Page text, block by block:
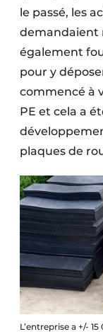
le passé, les
demandaient
également
pour y
commencé à
PE et cela a
plaques de
L’entreprise a +/-